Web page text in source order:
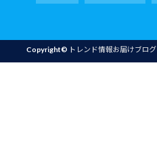
Copyright© トレンド情報お届けブログ